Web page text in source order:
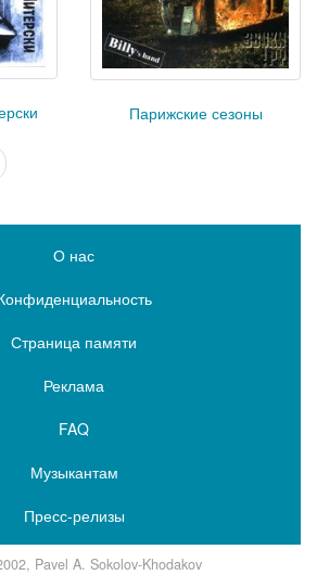
Парижские сезоны
О нас
Страница памяти
Реклама
FAQ
Музыкантам
Пресс-релизы
Pavel A. Sokolov-Khodakov